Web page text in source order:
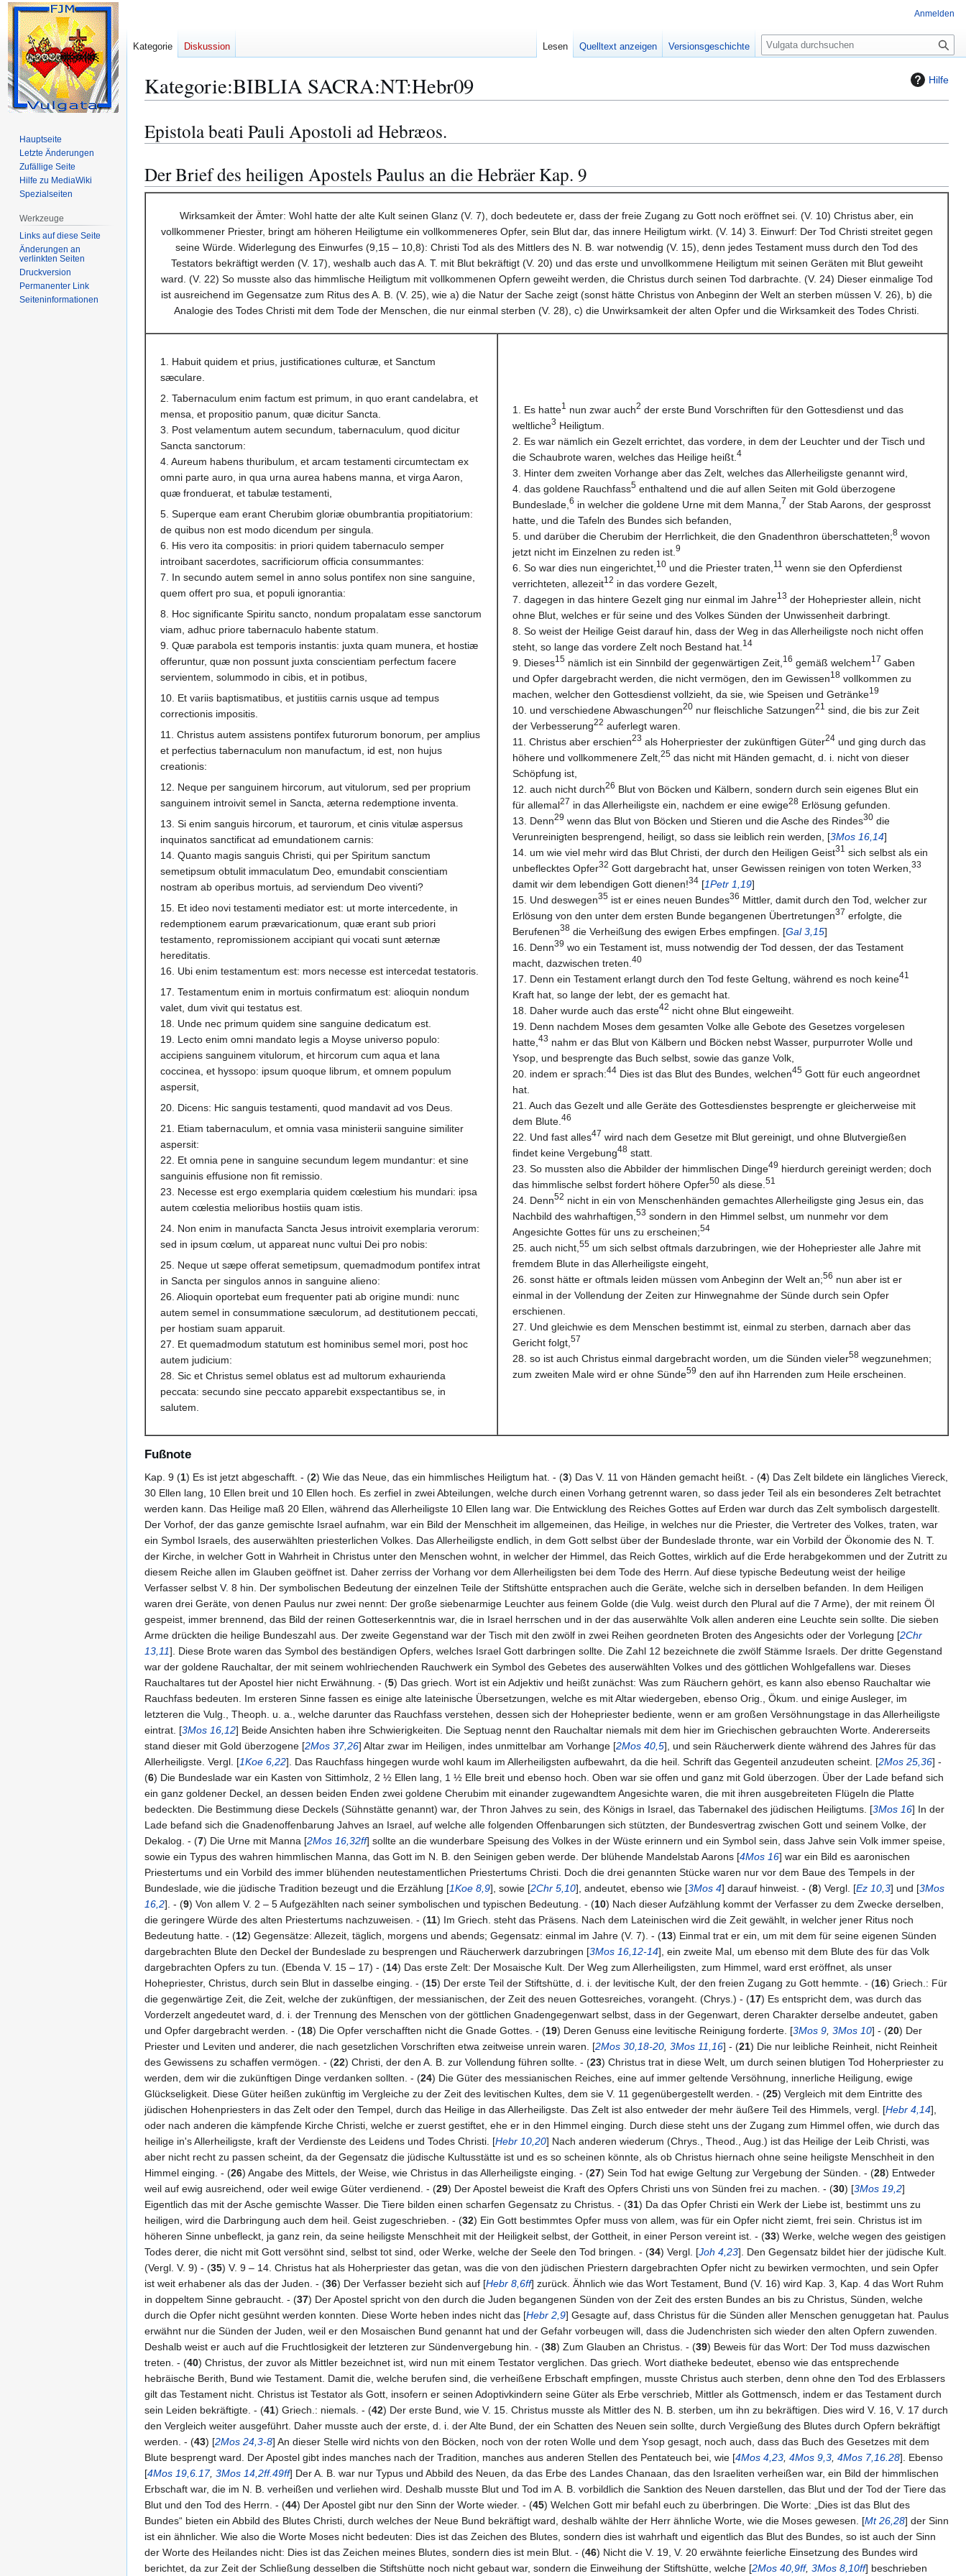
Hilfe
Kategorie:BIBLIA SACRA:NT:Hebr09
Zur
Navigation
Zur
Suche
Epistola beati Pauli Apostoli ad Hebræos.
Der Brief des heiligen Apostels Paulus an die Hebräer Kap. 9
Wirksamkeit der Ämter: Wohl hatte der alte Kult seinen Glanz (V. 7), doch bedeutete er, dass der freie Zugang zu Gott noch eröffnet sei. (V. 10) Christus aber, ein
vollkommener Priester, bringt am höheren Heiligtume ein vollkommeneres Opfer, sein Blut dar, das innere Heiligtum wirkt. (V. 14) 3. Einwurf: Der Tod Christi streitet gegen
seine Würde. Widerlegung des Einwurfes (9,15 – 10,8): Christi Tod als des Mittlers des N. B. war notwendig (V. 15), denn jedes Testament muss durch den Tod des
Testators bekräftigt werden (V. 17), weshalb auch das A. T. mit Blut bekräftigt (V. 20) und das erste und unvollkommene Heiligtum mit seinen Geräten mit Blut geweiht
ward. (V. 22) So musste also das himmlische Heiligtum mit vollkommenen Opfern geweiht werden, die Christus durch seinen Tod darbrachte. (V. 24) Dieser einmalige Tod
ist ausreichend im Gegensatze zum Ritus des A. B. (V. 25), wie a) die Natur der Sache zeigt (sonst hätte Christus von Anbeginn der Welt an sterben müssen V. 26), b) die
Analogie des Todes Christi mit dem Tode der Menschen, die nur einmal sterben (V. 28), c) die Unwirksamkeit der alten Opfer und die Wirksamkeit des Todes Christi.
1. Habuit quidem et prius, justificationes culturæ, et Sanctum
sæculare.
2. Tabernaculum enim factum est primum, in quo erant candelabra, et
mensa, et propositio panum, quæ dicitur Sancta.
3. Post velamentum autem secundum, tabernaculum, quod dicitur
Sancta sanctorum:
4. Aureum habens thuribulum, et arcam testamenti circumtectam ex
omni parte auro, in qua urna aurea habens manna, et virga Aaron,
quæ fronduerat, et tabulæ testamenti,
5. Superque eam erant Cherubim gloriæ obumbrantia propitiatorium:
de quibus non est modo dicendum per singula.
6. His vero ita compositis: in priori quidem tabernaculo semper
introibant sacerdotes, sacrificiorum officia consummantes:
7. In secundo autem semel in anno solus pontifex non sine sanguine,
quem offert pro sua, et populi ignorantia:
8. Hoc significante Spiritu sancto, nondum propalatam esse sanctorum
viam, adhuc priore tabernaculo habente statum.
9. Quæ parabola est temporis instantis: juxta quam munera, et hostiæ
offeruntur, quæ non possunt juxta conscientiam perfectum facere
servientem, solummodo in cibis, et in potibus,
10. Et variis baptismatibus, et justitiis carnis usque ad tempus
correctionis impositis.
11. Christus autem assistens pontifex futurorum bonorum, per amplius
et perfectius tabernaculum non manufactum, id est, non hujus
creationis:
12. Neque per sanguinem hircorum, aut vitulorum, sed per proprium
sanguinem introivit semel in Sancta, æterna redemptione inventa.
13. Si enim sanguis hircorum, et taurorum, et cinis vitulæ aspersus
inquinatos sanctificat ad emundationem carnis:
14. Quanto magis sanguis Christi, qui per Spiritum sanctum
semetipsum obtulit immaculatum Deo, emundabit conscientiam
nostram ab operibus mortuis, ad serviendum Deo viventi?
15. Et ideo novi testamenti mediator est: ut morte intercedente, in
redemptionem earum prævaricationum, quæ erant sub priori
testamento, repromissionem accipiant qui vocati sunt æternæ
hereditatis.
16. Ubi enim testamentum est: mors necesse est intercedat testatoris.
17. Testamentum enim in mortuis confirmatum est: alioquin nondum
valet, dum vivit qui testatus est.
18. Unde nec primum quidem sine sanguine dedicatum est.
19. Lecto enim omni mandato legis a Moyse universo populo:
accipiens sanguinem vitulorum, et hircorum cum aqua et lana
coccinea, et hyssopo: ipsum quoque librum, et omnem populum
aspersit,
20. Dicens: Hic sanguis testamenti, quod mandavit ad vos Deus.
21. Etiam tabernaculum, et omnia vasa ministerii sanguine similiter
aspersit:
22. Et omnia pene in sanguine secundum legem mundantur: et sine
sanguinis effusione non fit remissio.
23. Necesse est ergo exemplaria quidem cœlestium his mundari: ipsa
autem cœlestia melioribus hostiis quam istis.
24. Non enim in manufacta Sancta Jesus introivit exemplaria verorum:
sed in ipsum cœlum, ut appareat nunc vultui Dei pro nobis:
25. Neque ut sæpe offerat semetipsum, quemadmodum pontifex intrat
in Sancta per singulos annos in sanguine alieno:
26. Alioquin oportebat eum frequenter pati ab origine mundi: nunc
autem semel in consummatione sæculorum, ad destitutionem peccati,
per hostiam suam apparuit.
27. Et quemadmodum statutum est hominibus semel mori, post hoc
autem judicium:
28. Sic et Christus semel oblatus est ad multorum exhaurienda
peccata: secundo sine peccato apparebit exspectantibus se, in
salutem.
1. Es hatte1 nun zwar auch2 der erste Bund Vorschriften für den Gottesdienst und das
weltliche3 Heiligtum.
2. Es war nämlich ein Gezelt errichtet, das vordere, in dem der Leuchter und der Tisch und
die Schaubrote waren, welches das Heilige heißt. 4
3. Hinter dem zweiten Vorhange aber das Zelt, welches das Allerheiligste genannt wird,
4. das goldene Rauchfass5 enthaltend und die auf allen Seiten mit Gold überzogene
Bundeslade, 6 in welcher die goldene Urne mit dem Manna, 7 der Stab Aarons, der gesprosst
hatte, und die Tafeln des Bundes sich befanden,
5. und darüber die Cherubim der Herrlichkeit, die den Gnadenthron überschatteten;8 wovon
jetzt nicht im Einzelnen zu reden ist. 9
6. So war dies nun eingerichtet, 10 und die Priester traten, 11 wenn sie den Opferdienst
verrichteten, allezeit12 in das vordere Gezelt,
7. dagegen in das hintere Gezelt ging nur einmal im Jahre13 der Hohepriester allein, nicht
ohne Blut, welches er für seine und des Volkes Sünden der Unwissenheit darbringt.
8. So weist der Heilige Geist darauf hin, dass der Weg in das Allerheiligste noch nicht offen
steht, so lange das vordere Zelt noch Bestand hat. 14
9. Dieses15 nämlich ist ein Sinnbild der gegenwärtigen Zeit, 16 gemäß welchem17 Gaben
und Opfer dargebracht werden, die nicht vermögen, den im Gewissen18 vollkommen zu
machen, welcher den Gottesdienst vollzieht, da sie, wie Speisen und Getränke19
10. und verschiedene Abwaschungen20 nur fleischliche Satzungen21 sind, die bis zur Zeit
der Verbesserung22 auferlegt waren.
11. Christus aber erschien23 als Hoherpriester der zukünftigen Güter24 und ging durch das
höhere und vollkommenere Zelt, 25 das nicht mit Händen gemacht, d. i. nicht von dieser
Schöpfung ist,
12. auch nicht durch26 Blut von Böcken und Kälbern, sondern durch sein eigenes Blut ein
für allemal27 in das Allerheiligste ein, nachdem er eine ewige28 Erlösung gefunden.
13. Denn29 wenn das Blut von Böcken und Stieren und die Asche des Rindes30 die
Verunreinigten besprengend, heiligt, so dass sie leiblich rein werden, [3Mos 16,14]
14. um wie viel mehr wird das Blut Christi, der durch den Heiligen Geist31 sich selbst als ein
unbeflecktes Opfer32 Gott dargebracht hat, unser Gewissen reinigen von toten Werken, 33
damit wir dem lebendigen Gott dienen!34 [1Petr 1,19]
15. Und deswegen35 ist er eines neuen Bundes36 Mittler, damit durch den Tod, welcher zur
Erlösung von den unter dem ersten Bunde begangenen Übertretungen37 erfolgte, die
Berufenen38 die Verheißung des ewigen Erbes empfingen. [Gal 3,15]
16. Denn39 wo ein Testament ist, muss notwendig der Tod dessen, der das Testament
macht, dazwischen treten. 40
17. Denn ein Testament erlangt durch den Tod feste Geltung, während es noch keine41
Kraft hat, so lange der lebt, der es gemacht hat.
18. Daher wurde auch das erste42 nicht ohne Blut eingeweiht.
19. Denn nachdem Moses dem gesamten Volke alle Gebote des Gesetzes vorgelesen
hatte, 43 nahm er das Blut von Kälbern und Böcken nebst Wasser, purpurroter Wolle und
Ysop, und besprengte das Buch selbst, sowie das ganze Volk,
20. indem er sprach:44 Dies ist das Blut des Bundes, welchen45 Gott für euch angeordnet
hat.
21. Auch das Gezelt und alle Geräte des Gottesdienstes besprengte er gleicherweise mit
dem Blute. 46
22. Und fast alles47 wird nach dem Gesetze mit Blut gereinigt, und ohne Blutvergießen
findet keine Vergebung48 statt.
23. So mussten also die Abbilder der himmlischen Dinge49 hierdurch gereinigt werden; doch
das himmlische selbst fordert höhere Opfer50 als diese. 51
24. Denn52 nicht in ein von Menschenhänden gemachtes Allerheiligste ging Jesus ein, das
Nachbild des wahrhaftigen, 53 sondern in den Himmel selbst, um nunmehr vor dem
Angesichte Gottes für uns zu erscheinen;54
25. auch nicht, 55 um sich selbst oftmals darzubringen, wie der Hohepriester alle Jahre mit
fremdem Blute in das Allerheiligste eingeht,
26. sonst hätte er oftmals leiden müssen vom Anbeginn der Welt an;56 nun aber ist er
einmal in der Vollendung der Zeiten zur Hinwegnahme der Sünde durch sein Opfer
erschienen.
27. Und gleichwie es dem Menschen bestimmt ist, einmal zu sterben, darnach aber das
Gericht folgt, 57
28. so ist auch Christus einmal dargebracht worden, um die Sünden vieler58 wegzunehmen;
zum zweiten Male wird er ohne Sünde59 den auf ihn Harrenden zum Heile erscheinen.
Fußnote
Kap. 9 (1) Es ist jetzt abgeschafft. - (2) Wie das Neue, das ein himmlisches Heiligtum hat. - (3) Das V. 11 von Händen gemacht heißt. - (4) Das Zelt bildete ein längliches Viereck,
30 Ellen lang, 10 Ellen breit und 10 Ellen hoch. Es zerfiel in zwei Abteilungen, welche durch einen Vorhang getrennt waren, so dass jeder Teil als ein besonderes Zelt betrachtet
werden kann. Das Heilige maß 20 Ellen, während das Allerheiligste 10 Ellen lang war. Die Entwicklung des Reiches Gottes auf Erden war durch das Zelt symbolisch dargestellt.
Der Vorhof, der das ganze gemischte Israel aufnahm, war ein Bild der Menschheit im allgemeinen, das Heilige, in welches nur die Priester, die Vertreter des Volkes, traten, war
ein Symbol Israels, des auserwählten priesterlichen Volkes. Das Allerheiligste endlich, in dem Gott selbst über der Bundeslade thronte, war ein Vorbild der Ökonomie des N. T.
der Kirche, in welcher Gott in Wahrheit in Christus unter den Menschen wohnt, in welcher der Himmel, das Reich Gottes, wirklich auf die Erde herabgekommen und der Zutritt zu
diesem Reiche allen im Glauben geöffnet ist. Daher zerriss der Vorhang vor dem Allerheiligsten bei dem Tode des Herrn. Auf diese typische Bedeutung weist der heilige
Verfasser selbst V. 8 hin. Der symbolischen Bedeutung der einzelnen Teile der Stiftshütte entsprachen auch die Geräte, welche sich in derselben befanden. In dem Heiligen
waren drei Geräte, von denen Paulus nur zwei nennt: Der große siebenarmige Leuchter aus feinem Golde (die Vulg. weist durch den Plural auf die 7 Arme), der mit reinem Öl
gespeist, immer brennend, das Bild der reinen Gotteserkenntnis war, die in Israel herrschen und in der das auserwählte Volk allen anderen eine Leuchte sein sollte. Die sieben
Arme drückten die heilige Bundeszahl aus. Der zweite Gegenstand war der Tisch mit den zwölf in zwei Reihen geordneten Broten des Angesichts oder der Vorlegung [2Chr
13,11]. Diese Brote waren das Symbol des beständigen Opfers, welches Israel Gott darbringen sollte. Die Zahl 12 bezeichnete die zwölf Stämme Israels. Der dritte Gegenstand
war der goldene Rauchaltar, der mit seinem wohlriechenden Rauchwerk ein Symbol des Gebetes des auserwählten Volkes und des göttlichen Wohlgefallens war. Dieses
Rauchaltares tut der Apostel hier nicht Erwähnung. - (5) Das griech. Wort ist ein Adjektiv und heißt zunächst: Was zum Räuchern gehört, es kann also ebenso Rauchaltar wie
Rauchfass bedeuten. Im ersteren Sinne fassen es einige alte lateinische Übersetzungen, welche es mit Altar wiedergeben, ebenso Orig., Ökum. und einige Ausleger, im
letzteren die Vulg., Theoph. u. a., welche darunter das Rauchfass verstehen, dessen sich der Hohepriester bediente, wenn er am großen Versöhnungstage in das Allerheiligste
eintrat. [3Mos 16,12] Beide Ansichten haben ihre Schwierigkeiten. Die Septuag nennt den Rauchaltar niemals mit dem hier im Griechischen gebrauchten Worte. Andererseits
stand dieser mit Gold überzogene [2Mos 37,26] Altar zwar im Heiligen, indes unmittelbar am Vorhange [2Mos 40,5], und sein Räucherwerk diente während des Jahres für das
Allerheiligste. Vergl. [1Koe 6,22]. Das Rauchfass hingegen wurde wohl kaum im Allerheiligsten aufbewahrt, da die heil. Schrift das Gegenteil anzudeuten scheint. [2Mos 25,36] -
(6) Die Bundeslade war ein Kasten von Sittimholz, 2 ½ Ellen lang, 1 ½ Elle breit und ebenso hoch. Oben war sie offen und ganz mit Gold überzogen. Über der Lade befand sich
ein ganz goldener Deckel, an dessen beiden Enden zwei goldene Cherubim mit einander zugewandtem Angesichte waren, die mit ihren ausgebreiteten Flügeln die Platte
bedeckten. Die Bestimmung diese Deckels (Sühnstätte genannt) war, der Thron Jahves zu sein, des Königs in Israel, das Tabernakel des jüdischen Heiligtums. [3Mos 16] In der
Lade befand sich die Gnadenoffenbarung Jahves an Israel, auf welche alle folgenden Offenbarungen sich stützten, der Bundesvertrag zwischen Gott und seinem Volke, der
Dekalog. - (7) Die Urne mit Manna [2Mos 16,32ff] sollte an die wunderbare Speisung des Volkes in der Wüste erinnern und ein Symbol sein, dass Jahve sein Volk immer speise,
sowie ein Typus des wahren himmlischen Manna, das Gott im N. B. den Seinigen geben werde. Der blühende Mandelstab Aarons [4Mos 16] war ein Bild es aaronischen
Priestertums und ein Vorbild des immer blühenden neutestamentlichen Priestertums Christi. Doch die drei genannten Stücke waren nur vor dem Baue des Tempels in der
Bundeslade, wie die jüdische Tradition bezeugt und die Erzählung [1Koe 8,9], sowie [2Chr 5,10], andeutet, ebenso wie [3Mos 4] darauf hinweist. - (8) Vergl. [Ez 10,3] und [3Mos
16,2]. - (9) Von allem V. 2 – 5 Aufgezählten nach seiner symbolischen und typischen Bedeutung. - (10) Nach dieser Aufzählung kommt der Verfasser zu dem Zwecke derselben,
die geringere Würde des alten Priestertums nachzuweisen. - (11) Im Griech. steht das Präsens. Nach dem Lateinischen wird die Zeit gewählt, in welcher jener Ritus noch
Bedeutung hatte. - (12) Gegensätze: Allezeit, täglich, morgens und abends; Gegensatz: einmal im Jahre (V. 7). - (13) Einmal trat er ein, um mit dem für seine eigenen Sünden
dargebrachten Blute den Deckel der Bundeslade zu besprengen und Räucherwerk darzubringen [3Mos 16,12-14], ein zweite Mal, um ebenso mit dem Blute des für das Volk
dargebrachten Opfers zu tun. (Ebenda V. 15 – 17) - (14) Das erste Zelt: Der Mosaische Kult. Der Weg zum Allerheiligsten, zum Himmel, ward erst eröffnet, als unser
Hohepriester, Christus, durch sein Blut in dasselbe einging. - (15) Der erste Teil der Stiftshütte, d. i. der levitische Kult, der den freien Zugang zu Gott hemmte. - (16) Griech.: Für
die gegenwärtige Zeit, die Zeit, welche der zukünftigen, der messianischen, der Zeit des neuen Gottesreiches, vorangeht. (Chrys.) - (17) Es entspricht dem, was durch das
Vorderzelt angedeutet ward, d. i. der Trennung des Menschen von der göttlichen Gnadengegenwart selbst, dass in der Gegenwart, deren Charakter derselbe andeutet, gaben
und Opfer dargebracht werden. - (18) Die Opfer verschafften nicht die Gnade Gottes. - (19) Deren Genuss eine levitische Reinigung forderte. [3Mos 9 3Mos 10] - (20) Der
Priester und Leviten und anderer, die nach gesetzlichen Vorschriften etwa zeitweise unrein waren. [2Mos 30,18-20 3Mos 11,16] - (21) Die nur leibliche Reinheit, nicht Reinheit
des Gewissens zu schaffen vermögen. - (22) Christi, der den A. B. zur Vollendung führen sollte. - (23) Christus trat in diese Welt, um durch seinen blutigen Tod Hoherpriester zu
werden, dem wir die zukünftigen Dinge verdanken sollten. - (24) Die Güter des messianischen Reiches, eine auf immer geltende Versöhnung, innerliche Heiligung, ewige
Glückseligkeit. Diese Güter heißen zukünftig im Vergleiche zu der Zeit des levitischen Kultes, dem sie V. 11 gegenübergestellt werden. - (25) Vergleich mit dem Eintritte des
jüdischen Hohenpriesters in das Zelt oder den Tempel, durch das Heilige in das Allerheiligste. Das Zelt ist also entweder der mehr äußere Teil des Himmels, vergl. [Hebr 4,14],
oder nach anderen die kämpfende Kirche Christi, welche er zuerst gestiftet, ehe er in den Himmel einging. Durch diese steht uns der Zugang zum Himmel offen, wie durch das
heilige in's Allerheiligste, kraft der Verdienste des Leidens und Todes Christi. [Hebr 10,20] Nach anderen wiederum (Chrys., Theod., Aug.) ist das Heilige der Leib Christi, was
aber nicht recht zu passen scheint, da der Gegensatz die jüdische Kultusstätte ist und es so scheinen könnte, als ob Christus hiernach ohne seine heiligste Menschheit in den
Himmel einging. - (26) Angabe des Mittels, der Weise, wie Christus in das Allerheiligste einging. - (27) Sein Tod hat ewige Geltung zur Vergebung der Sünden. - (28) Entweder
weil auf ewig ausreichend, oder weil ewige Güter verdienend. - (29) Der Apostel beweist die Kraft des Opfers Christi uns von Sünden frei zu machen. - (30) [3Mos 19,2]
Eigentlich das mit der Asche gemischte Wasser. Die Tiere bilden einen scharfen Gegensatz zu Christus. - (31) Da das Opfer Christi ein Werk der Liebe ist, bestimmt uns zu
heiligen, wird die Darbringung auch dem heil. Geist zugeschrieben. - (32) Ein Gott bestimmtes Opfer muss von allem, was für ein Opfer nicht ziemt, frei sein. Christus ist im
höheren Sinne unbefleckt, ja ganz rein, da seine heiligste Menschheit mit der Heiligkeit selbst, der Gottheit, in einer Person vereint ist. - (33) Werke, welche wegen des geistigen
Todes derer, die nicht mit Gott versöhnt sind, selbst tot sind, oder Werke, welche der Seele den Tod bringen. - (34) Vergl. [Joh 4,23]. Den Gegensatz bildet hier der jüdische Kult.
(Vergl. V. 9) - (35) V. 9 – 14. Christus hat als Hoherpriester das getan, was die von den jüdischen Priestern dargebrachten Opfer nicht zu bewirken vermochten, und sein Opfer
ist weit erhabener als das der Juden. - (36) Der Verfasser bezieht sich auf [Hebr 8,6ff] zurück. Ähnlich wie das Wort Testament, Bund (V. 16) wird Kap. 3, Kap. 4 das Wort Ruhm
in doppeltem Sinne gebraucht. - (37) Der Apostel spricht von den durch die Juden begangenen Sünden von der Zeit des ersten Bundes an bis zu Christus, Sünden, welche
durch die Opfer nicht gesühnt werden konnten. Diese Worte heben indes nicht das [Hebr 2,9] Gesagte auf, dass Christus für die Sünden aller Menschen genuggetan hat. Paulus
erwähnt nur die Sünden der Juden, weil er den Mosaischen Bund genannt hat und der Gefahr vorbeugen will, dass die Judenchristen sich wieder den alten Opfern zuwenden.
Deshalb weist er auch auf die Fruchtlosigkeit der letzteren zur Sündenvergebung hin. - (38) Zum Glauben an Christus. - (39) Beweis für das Wort: Der Tod muss dazwischen
treten. - (40) Christus, der zuvor als Mittler bezeichnet ist, wird nun mit einem Testator verglichen. Das griech. Wort diatheke bedeutet, ebenso wie das entsprechende
hebräische Berith, Bund wie Testament. Damit die, welche berufen sind, die verheißene Erbschaft empfingen, musste Christus auch sterben, denn ohne den Tod des Erblassers
gilt das Testament nicht. Christus ist Testator als Gott, insofern er seinen Adoptivkindern seine Güter als Erbe verschrieb, Mittler als Gottmensch, indem er das Testament durch
sein Leiden bekräftigte. - (41) Griech.: niemals. - (42) Der erste Bund, wie V. 15. Christus musste als Mittler des N. B. sterben, um ihn zu bekräftigen. Dies wird V. 16, V. 17 durch
den Vergleich weiter ausgeführt. Daher musste auch der erste, d. i. der Alte Bund, der ein Schatten des Neuen sein sollte, durch Vergießung des Blutes durch Opfern bekräftigt
werden. - (43) [2Mos 24,3-8] An dieser Stelle wird nichts von den Böcken, noch von der roten Wolle und dem Ysop gesagt, noch auch, dass das Buch des Gesetzes mit dem
Blute besprengt ward. Der Apostel gibt indes manches nach der Tradition, manches aus anderen Stellen des Pentateuch bei, wie [4Mos 4,23 4Mos 9,3 4Mos 7,16.28]. Ebenso
[4Mos 19,6.17, 3Mos 14,2ff.49ff] Der A. B. war nur Typus und Abbild des Neuen, da das Erbe des Landes Chanaan, das den Israeliten verheißen war, ein Bild der himmlischen
Erbschaft war, die im N. B. verheißen und verliehen wird. Deshalb musste Blut und Tod im A. B. vorbildlich die Sanktion des Neuen darstellen, das Blut und der Tod der Tiere das
Blut und den Tod des Herrn. - (44) Der Apostel gibt nur den Sinn der Worte wieder. - (45) Welchen Gott mir befahl euch zu überbringen. Die Worte: „Dies ist das Blut des
Bundes“ bieten ein Abbild des Blutes Christi, durch welches der Neue Bund bekräftigt ward, deshalb wählte der Herr ähnliche Worte, wie die Moses gewesen. [Mt 26,28] der Sinn
ist ein ähnlicher. Wie also die Worte Moses nicht bedeuten: Dies ist das Zeichen des Blutes, sondern dies ist wahrhaft und eigentlich das Blut des Bundes, so ist auch der Sinn
der Worte des Heilandes nicht: Dies ist das Zeichen meines Blutes, sondern dies ist mein Blut. - (46) Nicht die V. 19, V. 20 erwähnte feierliche Einsetzung des Bundes wird
berichtet, da zur Zeit der Schließung desselben die Stiftshütte noch nicht gebaut war, sondern die Einweihung der Stiftshütte, welche [2Mos 40,9ff, 3Mos 8,10ff] beschrieben
Anmelden
Kategorie Diskussion Lesen Quelltext anzeigen Versionsgeschichte
S
u
e
Hauptseite
Letzte Änderungen
Zufällige Seite
Hilfe zu MediaWiki
Spezialseiten
Werkzeuge
Links auf diese Seite
Änderungen an
verlinkten Seiten
Druckversion
Permanenter Link
Seiten­­informationen